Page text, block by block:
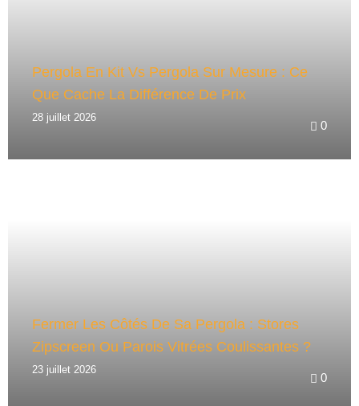
Pergola En Kit Vs Pergola Sur Mesure : Ce
Que Cache La Différence De Prix
28 juillet 2026
0
Fermer Les Côtés De Sa Pergola : Stores
Zipscreen Ou Parois Vitrées Coulissantes ?
23 juillet 2026
0